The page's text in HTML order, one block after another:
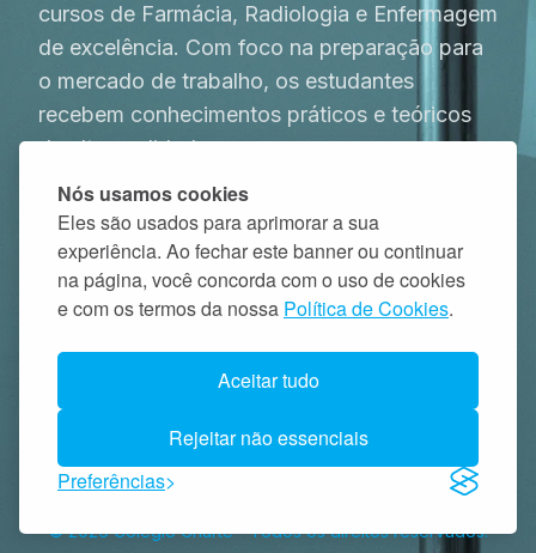
Nós usamos cookies
Eles são usados para aprimorar a sua
experiência. Ao fechar este banner ou continuar
na página, você concorda com o uso de cookies
e com os termos da nossa Política de Cookies.
Aceitar tudo
Rejeitar não essenciais
Preferências
cursos de Farmácia, Radiologia e Enfermagem
de excelência. Com foco na preparação para
o mercado de trabalho, os estudantes
recebem conhecimentos práticos e teóricos
de alta qualidade.
Saber Mais Contato
©2026 Colégio Criarte -Todos os direitos reservados.